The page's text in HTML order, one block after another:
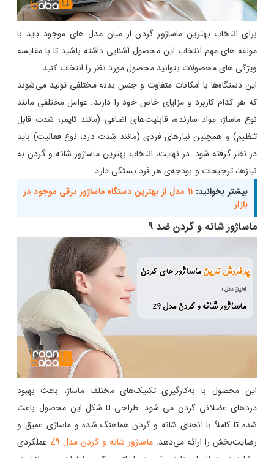
برای انتخاب بهترین ماساژور گردن از میان مدل های موجود باید با
مولفه های مهم انتخاب این محصول آشنایی داشته باشید تا با مقایسه
ویژگی های محصولات بتوانید محصول مورد نظر را انتخاب کنید.
این دستگاه‌ها با امکانات متفاوت و جنس بدنه مختلفی تولید می‌شوند
که هر کدام کاربرد و مزایای خاص خود را دارند. عوامل مختلفی مانند
نوع ماساژ، مواد سازنده، قابلیت‌های اضافی (مانند تایمر، شدت قابل
تنظیم) و همچنین نیازهای فردی (مانند شدت درد، نوع فعالیت) باید
در نظر گرفته شود. در نهایت، انتخاب بهترین ماساژور شانه و گردن به
نیازها، ترجیحات و بودجه‌ی هر فرد بستگی دارد.
بیشتر بخوانید:
11 مدل از بهترین دستگاه ماساژور برقی موجود در
بازار
ماساژور شانه و گردن ضد 9
این محصول با به‌کارگیری تکنیک‌های مختلف ماساژ، باعث بهبود
دردهای عضلانی گردن می شود. طراحی u شکل این محصول باعث
شده تا کاملاً با انحنای شانه و گردن هماهنگ شده و ماساژی عمیق و
رضایت‌بخش را ارائه می‌دهد.ماساژور شانه و گردن مدل Z9
عملکردی